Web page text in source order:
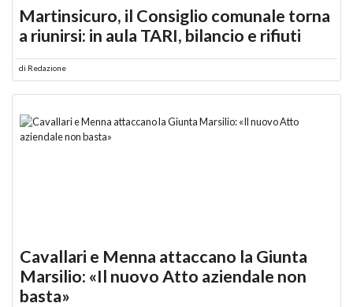
Martinsicuro, il Consiglio comunale torna
a riunirsi: in aula TARI, bilancio e rifiuti
di Redazione
Cavallari e Menna attaccano la Giunta
Marsilio: «Il nuovo Atto aziendale non
basta»